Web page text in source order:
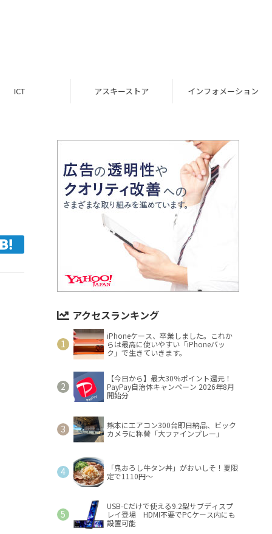
ICT アスキーストア インフォメーション
アクセスランキング
iPhoneケース、卒業しました。これか
らは最高に使いやすい「iPhoneバッ
ク」で生きていきます。
【今日から】最大30％ポイント還元！
PayPay自治体キャンペーン 2026年8月
開始分
熊本にエアコン300台即日納品、ビック
カメラに称賛「大ファインプレー」
「鬼おろし牛タン丼」がおいしそ！夏限
定で1110円～
USB-Cだけで使える9.2型サブディスプ
レイ登場 HDMI不要でPCケース内にも
設置可能